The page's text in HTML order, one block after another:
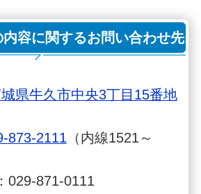
内容に関するお問い合わせ先
県牛久市中央3丁目15番地
873-2111 （内線1521～
029-871-0111